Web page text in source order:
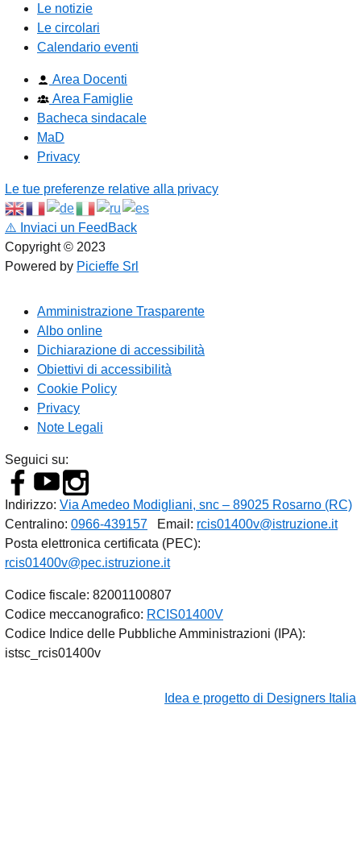
Le notizie
Le circolari
Calendario eventi
Area Docenti
Area Famiglie
Bacheca sindacale
MaD
Privacy
Le tue preferenze relative alla privacy
⚠️ Inviaci un FeedBack
Copyright © 2023
Powered by Picieffe Srl
Amministrazione Trasparente
Albo online
Dichiarazione di accessibilità
Obiettivi di accessibilità
Cookie Policy
Privacy
Note Legali
Seguici su:
Indirizzo: Via Amedeo Modigliani, snc – 89025 Rosarno (RC)
Centralino: 0966-439157 Email: rcis01400v@istruzione.it
Posta elettronica certificata (PEC):
rcis01400v@pec.istruzione.it
Codice fiscale: 82001100807
Codice meccanografico: RCIS01400V
Codice Indice delle Pubbliche Amministrazioni (IPA):
istsc_rcis01400v
Idea e progetto di Designers Italia